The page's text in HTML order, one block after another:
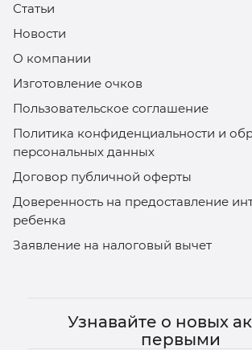
Статьи
Новости
О компании
Изготовление очков
Пользовательское соглашение
Политика конфиденциальности и
персональных данных
Договор публичной оферты
Доверенность на предоставление
ребенка
Заявление на налоговый вычет
Узнавайте о новых
первыми